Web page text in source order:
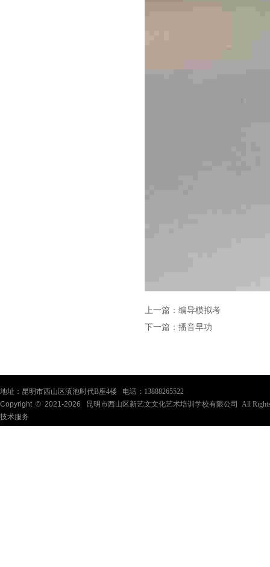
上一篇： 编导模拟考
下一篇： 播音早功
地址：昆明市西山区滇池时代B座4楼 电话：13888265522
Copyright © 2021-2026
昆明市西山区新艺文文化艺术培训学校有限公司 All
技术服务